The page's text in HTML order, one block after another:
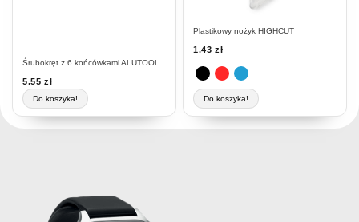
Śrubokręt z 6 końcówkami ALUTOOL
5.55 zł
Do koszyka!
Plastikowy nożyk HIGHCUT
1.43 zł
Do koszyka!